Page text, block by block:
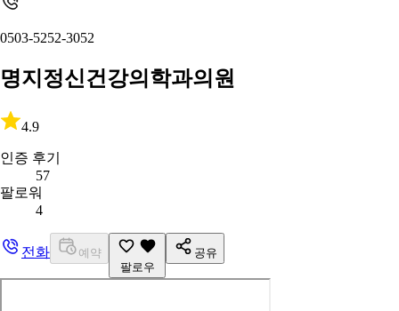
0503-5252-3052
명지정신건강의학과의원
4.9
인증 후기
57
팔로워
4
전화
예약
팔로우
공유